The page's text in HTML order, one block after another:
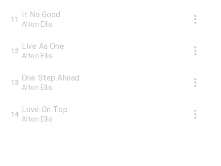
11 It No Good
Alton Ellis
12 Live As One
Alton Ellis
13 One Step Ahead
Alton Ellis
14 Love On Top
Alton Ellis